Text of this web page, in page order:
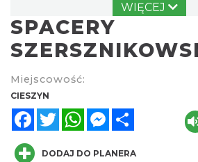
Cieszyn
WIĘCEJ
SPACERY
Miejscowość:
CIESZYN
FacebookTwitterWhatsAppMessenger
DODAJ DO PLANERA